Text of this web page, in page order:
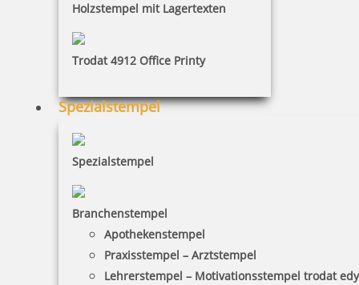
Holzstempel mit Lagertexten
Trodat 4912 Office Printy
Spezialstempel
Spezialstempel
Branchenstempel
Apothekenstempel
Praxisstempel – Arztstempel
Lehrerstempel – Motivationsstempel trodat
SEPA-Stempel mit individuellem Text